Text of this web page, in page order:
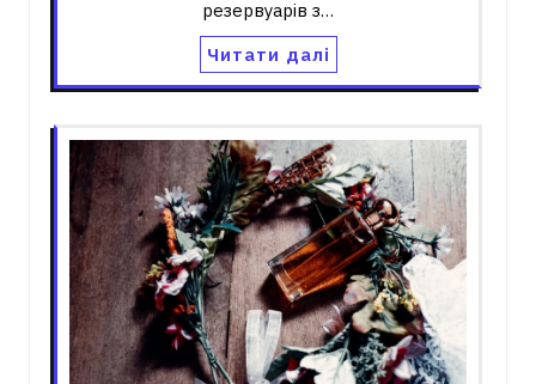
резервуарів з…
Читати далі